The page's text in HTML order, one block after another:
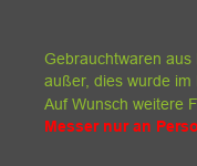
Gebrauchtwaren
außer, dies wurde
Auf Wunsch weitere
Messer nur an